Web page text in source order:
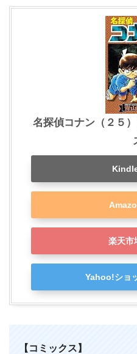
名探偵コナン（２５
楽天市
Yahoo!ショ
【コミックス】